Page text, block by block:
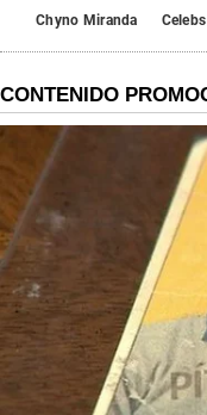
Chyno Miranda Celebs